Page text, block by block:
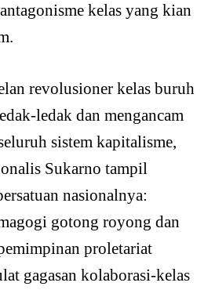
kelas yang kian
revolusioner kelas buruh
ledak dan mengancam
sistem kapitalisme,
Sukarno tampil
nasionalnya:
gotong royong dan
proletariat
gagasan kolaborasi-kelas